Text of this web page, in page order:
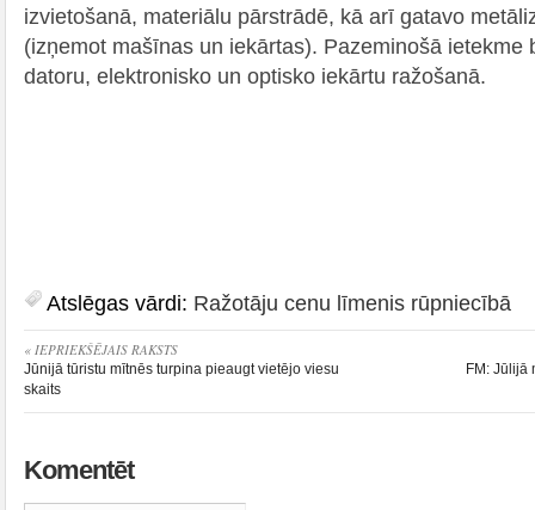
izvietošanā, materiālu pārstrādē, kā arī gatavo
(izņemot mašīnas un iekārtas). Pazeminošā ietekme
datoru, elektronisko un optisko iekārtu ražošanā.
Atslēgas vārdi: Ražotāju cenu līmenis rūpniecībā
« IEPRIEKŠĒJAIS RAKSTS
Jūnijā tūristu mītnēs turpina pieaugt vietējo viesu
skaits
FM: Jūlijā
Komentēt